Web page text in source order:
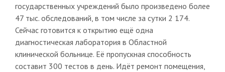
государственных учреждений было произведено более
47 тыс. обследований, в том числе за сутки 2 174.
Сейчас готовится к открытию ещё одна
диагностическая лаборатория в Областной
клинической больнице. Её пропускная способность
составит 300 тестов в день. Идёт ремонт помещения,